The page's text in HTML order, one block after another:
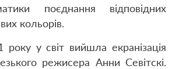
поєднання відповідних
кольорів.
року у світ вийшла екранізація
режисера Анни Севітскі.